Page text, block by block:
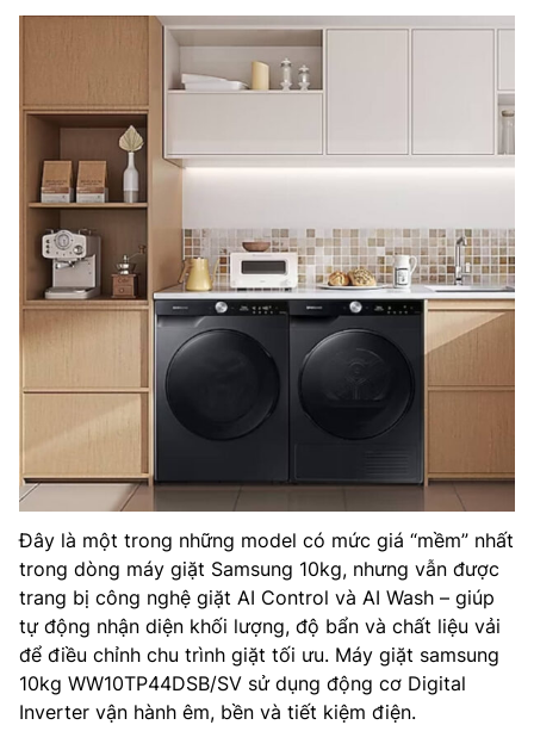
Đây là một trong những model có mức giá “mềm” nhất
trong dòng máy giặt Samsung 10kg, nhưng vẫn được
trang bị công nghệ giặt AI Control và AI Wash – giúp
tự động nhận diện khối lượng, độ bẩn và chất liệu vải
để điều chỉnh chu trình giặt tối ưu. Máy giặt samsung
10kg WW10TP44DSB/SV sử dụng động cơ Digital
Inverter vận hành êm, bền và tiết kiệm điện.